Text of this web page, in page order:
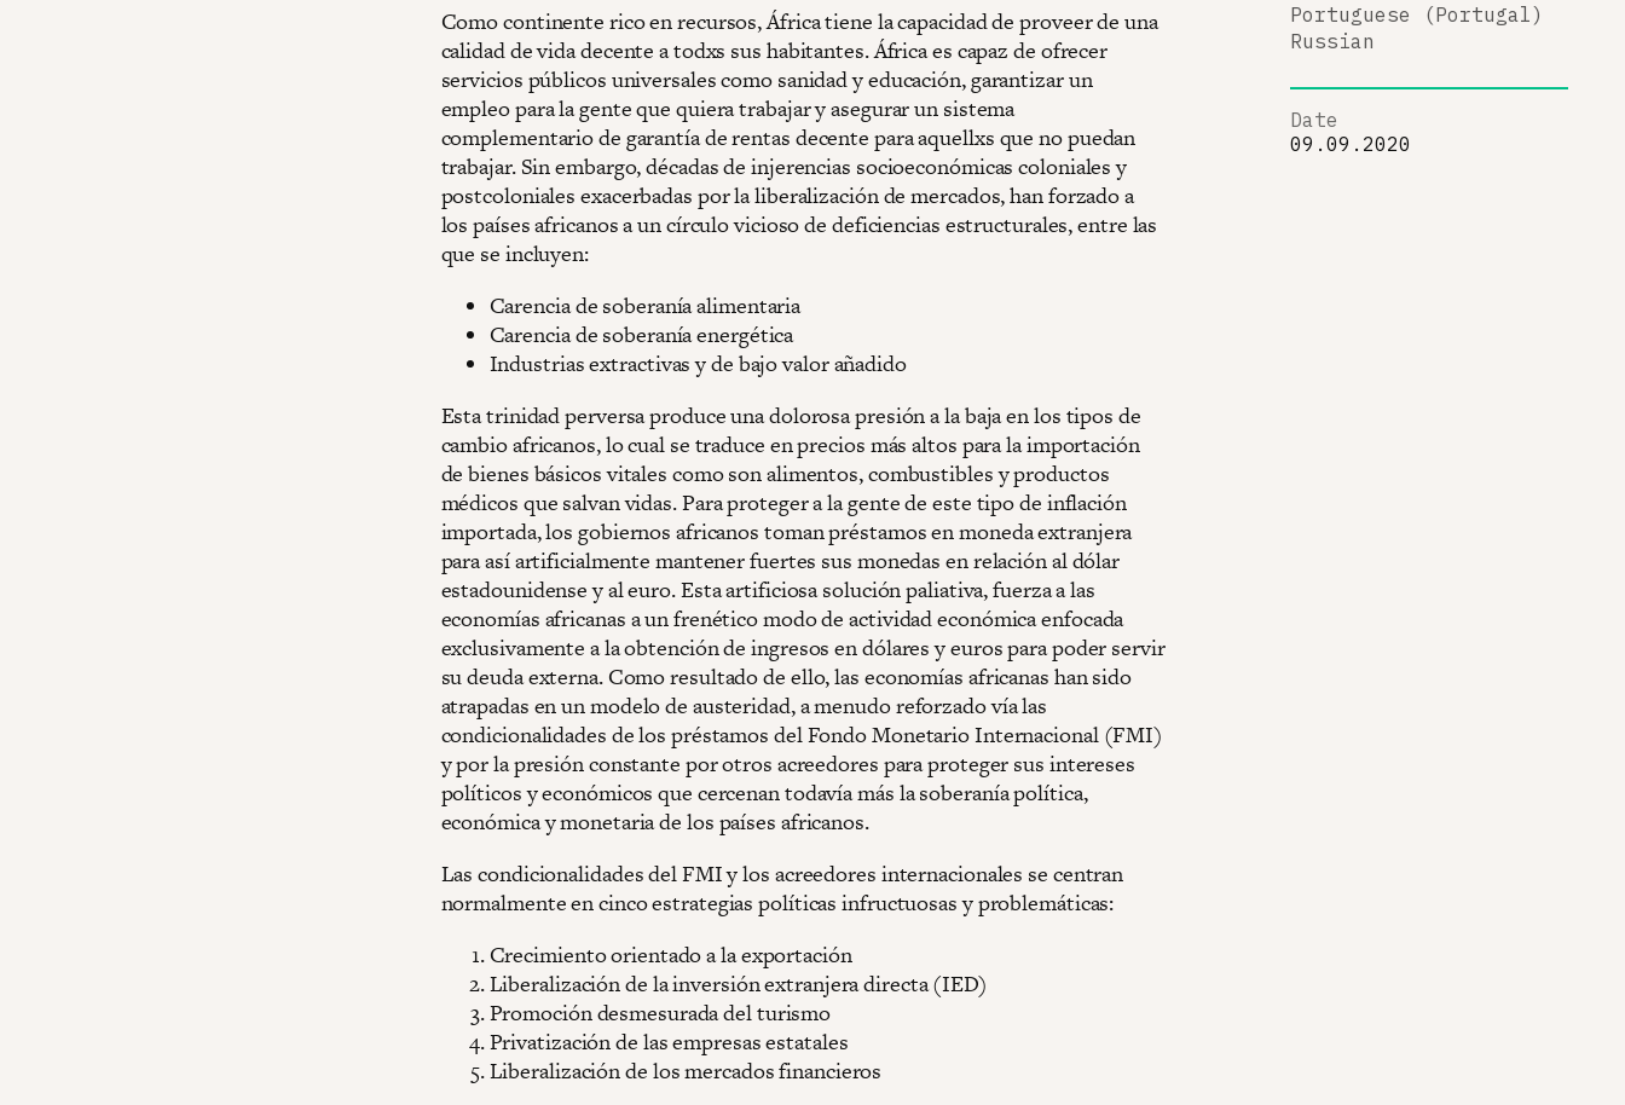
Como continente rico en recursos, África tiene la capacidad de proveer de una
calidad de vida decente a todxs sus habitantes. África es capaz de ofrecer
servicios públicos universales como sanidad y educación, garantizar un
empleo para la gente que quiera trabajar y asegurar un sistema
complementario de garantía de rentas decente para aquellxs que no puedan
trabajar. Sin embargo, décadas de injerencias socioeconómicas coloniales y
postcoloniales exacerbadas por la liberalización de mercados, han forzado a
los países africanos a un círculo vicioso de deficiencias estructurales, entre las
que se incluyen:
Carencia de soberanía alimentaria
Carencia de soberanía energética
Industrias extractivas y de bajo valor añadido
Esta trinidad perversa produce una dolorosa presión a la baja en los tipos de
cambio africanos, lo cual se traduce en precios más altos para la importación
de bienes básicos vitales como son alimentos, combustibles y productos
médicos que salvan vidas. Para proteger a la gente de este tipo de inflación
importada, los gobiernos africanos toman préstamos en moneda extranjera
para así artificialmente mantener fuertes sus monedas en relación al dólar
estadounidense y al euro. Esta artificiosa solución paliativa, fuerza a las
economías africanas a un frenético modo de actividad económica enfocada
exclusivamente a la obtención de ingresos en dólares y euros para poder servir
su deuda externa. Como resultado de ello, las economías africanas han sido
atrapadas en un modelo de austeridad, a menudo reforzado vía las
condicionalidades de los préstamos del Fondo Monetario Internacional (FMI)
y por la presión constante por otros acreedores para proteger sus intereses
políticos y económicos que cercenan todavía más la soberanía política,
económica y monetaria de los países africanos.
Las condicionalidades del FMI y los acreedores internacionales se centran
normalmente en cinco estrategias políticas infructuosas y problemáticas:
Crecimiento orientado a la exportación
Liberalización de la inversión extranjera directa (IED)
Promoción desmesurada del turismo
Privatización de las empresas estatales
Liberalización de los mercados financieros
Portuguese (Portugal)
Russian
Date
09.09.2020